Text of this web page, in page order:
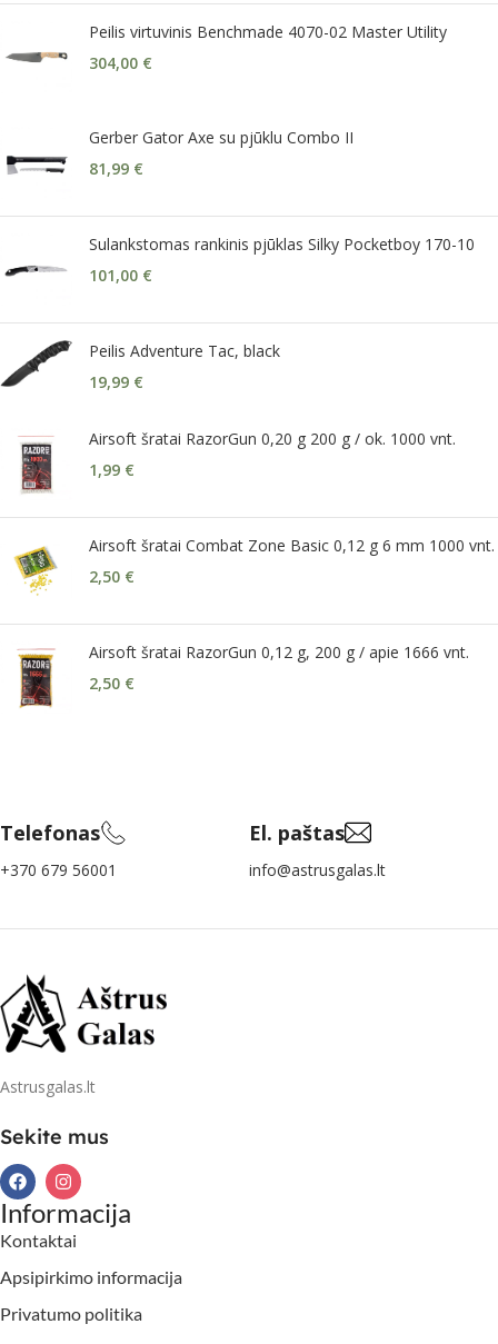
Peilis virtuvinis Benchmade 4070-02 Master Utility
304,00 €
Gerber Gator Axe su pjūklu Combo II
81,99 €
Sulankstomas rankinis pjūklas Silky Pocketboy 170-10
101,00 €
Peilis Adventure Tac, black
19,99 €
Airsoft šratai RazorGun 0,20 g 200 g / ok. 1000 vnt.
1,99 €
Airsoft šratai Combat Zone Basic 0,12 g 6 mm 1000 vnt.
2,50 €
Airsoft šratai RazorGun 0,12 g, 200 g / apie 1666 vnt.
2,50 €
Telefonas
+370 679 56001
El. paštas
info@astrusgalas.lt
Astrusgalas.lt
Sekite mus
Informacija
Kontaktai
Apsipirkimo informacija
Privatumo politika